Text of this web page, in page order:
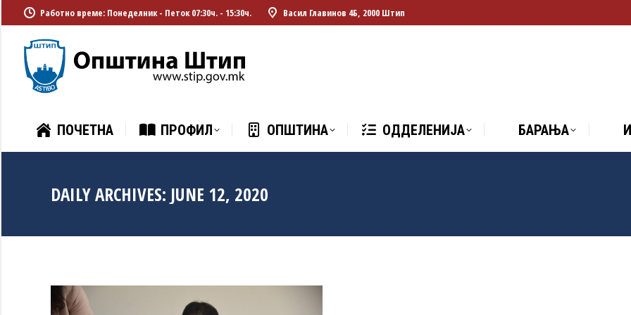
Работно време: Понеделник - Петок 07:30ч. - 15:30ч. Васил Главинов 4Б, 2000 Штип
ПОЧЕТНА ПРОФИЛ ОПШТИНА ОДДЕЛЕНИЈА БАРАЊА
DAILY ARCHIVES: JUNE 12, 2020
ПОЧЕТНА ПРОФИЛ ОПШТИНА ОДДЕЛЕНИЈА БАРАЊА